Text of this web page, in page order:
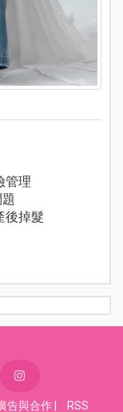
管理
後掉髮
告與合作 RSS